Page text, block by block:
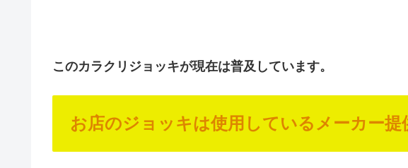
このカラクリジョッキが現在は普及しています。
お店のジョッキは使用しているメーカー提